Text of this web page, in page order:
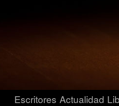
Escritores Actualidad